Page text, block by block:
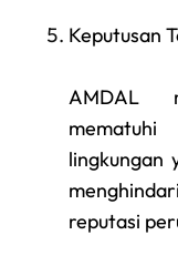
Keputusan
AMDAL
lingkungan
reputasi